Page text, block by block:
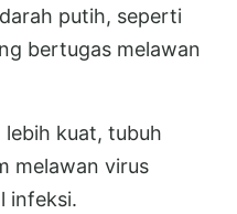
putih, seperti
bertugas melawan
lebih kuat, tubuh
melawan virus
infeksi.